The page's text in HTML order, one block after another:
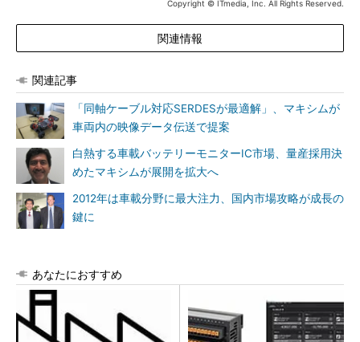
Copyright © ITmedia, Inc. All Rights Reserved.
関連情報
関連記事
「同軸ケーブル対応SERDESが最適解」、マキシムが
車両内の映像データ伝送で提案
白熱する車載バッテリーモニターIC市場、量産採用決
めたマキシムが展開を拡大へ
2012年は車載分野に最大注力、国内市場攻略が成長の
鍵に
あなたにおすすめ